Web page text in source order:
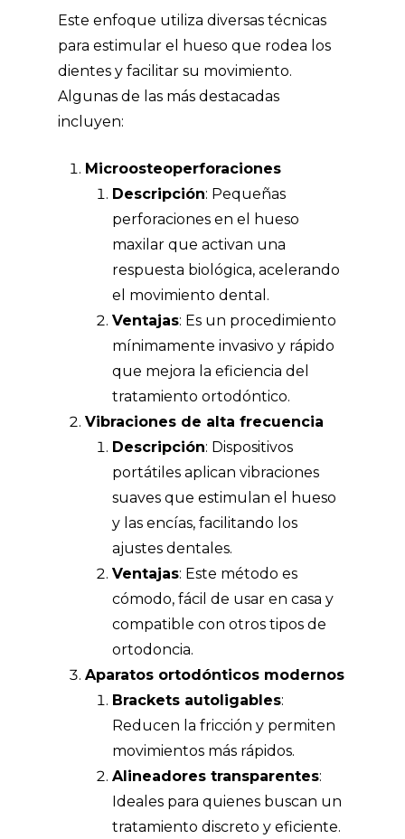
Este enfoque utiliza diversas técnicas
para estimular el hueso que rodea los
dientes y facilitar su movimiento.
Algunas de las más destacadas
incluyen:
Microosteoperforaciones
Descripción: Pequeñas
perforaciones en el hueso
maxilar que activan una
respuesta biológica, acelerando
el movimiento dental.
Ventajas: Es un procedimiento
mínimamente invasivo y rápido
que mejora la eficiencia del
tratamiento ortodóntico.
Vibraciones de alta frecuencia
Descripción: Dispositivos
portátiles aplican vibraciones
suaves que estimulan el hueso
y las encías, facilitando los
ajustes dentales.
Ventajas: Este método es
cómodo, fácil de usar en casa y
compatible con otros tipos de
ortodoncia.
Aparatos ortodónticos modernos
Brackets autoligables:
Reducen la fricción y permiten
movimientos más rápidos.
Alineadores transparentes:
Ideales para quienes buscan un
tratamiento discreto y eficiente.